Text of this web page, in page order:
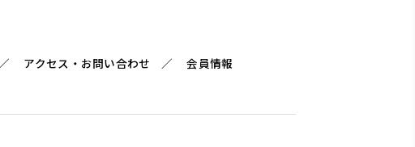
アクセス・お問い合わせ 会員情報